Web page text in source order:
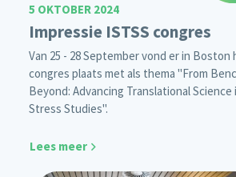
5 OKTOBER 2024
Impressie ISTSS congres
Van 25 - 28 September vond er in Boston
congres plaats met als thema "From
Beyond: Advancing Translational Science
Stress Studies".
Lees meer